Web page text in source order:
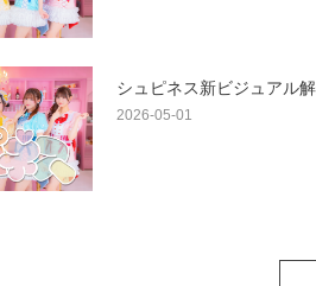
シュピネス新ビジュアル解
2026-05-01